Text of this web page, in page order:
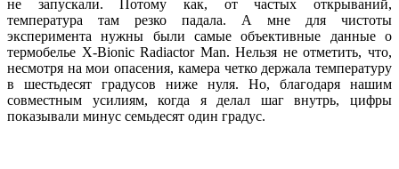
не запускали. Потому как, от частых открываний,
температура там резко падала. А мне для чистоты
эксперимента нужны были самые объективные данные о
термобелье X-Bionic Radiactor Man. Нельзя не отметить, что,
несмотря на мои опасения, камера четко держала температуру
в шестьдесят градусов ниже нуля. Но, благодаря нашим
совместным усилиям, когда я делал шаг внутрь, цифры
показывали минус семьдесят один градус.